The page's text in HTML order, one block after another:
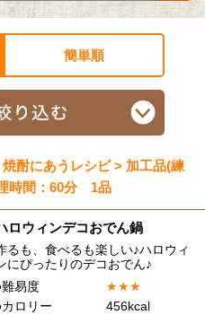
簡単順
酎にあうレシピ > 加工品(練
時間：60分 1品
ロウィンデコおでん鍋
るも、食べるも楽しい♪ハロウィ
にぴったりのデコおでん♪
難易度
★★★
カロリー
456kcal